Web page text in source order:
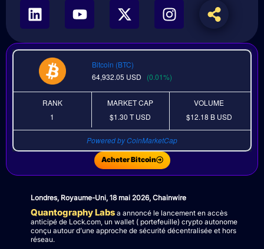
Bitcoin (BTC)
64,932.05 USD (0.01%)
RANK
1
MARKET CAP
$1.30 TUSD
VOLUME
$12.18 B USD
Powered by CoinMarketCap
Acheter Bitcoin
Londres, Royaume-Uni, 18 mai 2026, Chainwire
Quantography Labs a annoncé le lancement en accès
anticipé de Lock.com, un wallet ( portefeuille) crypto autonome
conçu autour d’une approche de sécurité décentralisée et hors
réseau.